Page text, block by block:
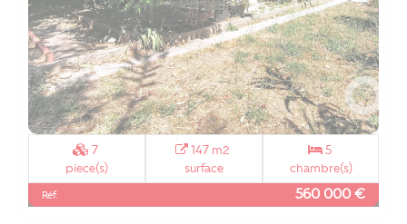
7
piece(s)
147 m2
surface
5
chambre(s)
Réf. 560 000 €
à vendre sur TOULON OUEST